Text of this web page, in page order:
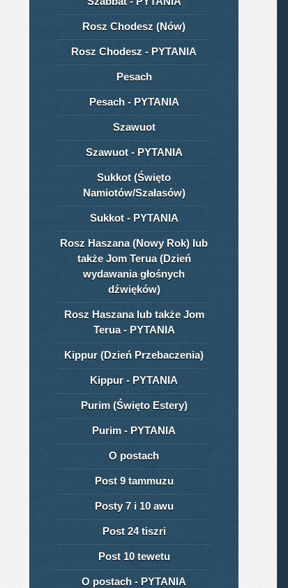
Rosz Chodesz (Nów)
Rosz Chodesz - PYTANIA
Pesach
Pesach - PYTANIA
Szawuot
Szawuot - PYTANIA
Sukkot (Święto
Namiotów/Szałasów)
Sukkot - PYTANIA
Rosz Haszana (Nowy Rok) lub
także Jom Terua (Dzień
wydawania głośnych
dźwięków)
Rosz Haszana lub także Jom
Terua - PYTANIA
Kippur (Dzień Przebaczenia)
Kippur - PYTANIA
Purim (Święto Estery)
Purim - PYTANIA
O postach
Post 9 tammuzu
Posty 7 i 10 awu
Post 24 tiszri
Post 10 tewetu
O postach - PYTANIA